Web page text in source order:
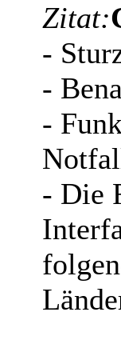
Zitat:
-
-
-
- Die